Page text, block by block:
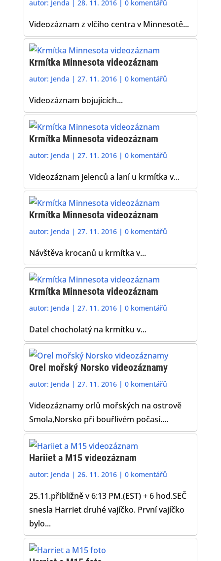
autor: Jenda 28. 11. 2016 |0 komentářů
Videozáznam z vlčího centra v Minnesotě...
Krmítka Minnesota videozáznam
autor: Jenda |27. 11. 2016 |0 komentářů
Videozáznam bojujících...
Krmítka Minnesota videozáznam
autor: Jenda | 27. 11. 2016 |0 komentářů
Videozáznam jelenců a laní u krmítka v...
Krmítka Minnesota videozáznam
autor: Jenda |27. 11. 2016 |0 komentářů
Návštěva krocanů u krmítka v...
Krmítka Minnesota videozáznam
autor: Jenda |27. 11. 2016 |0 komentářů
Datel chocholatý na krmítku v...
Orel mořský Norsko videozáznamy
autor: Jenda |27. 11. 2016 |0 komentářů
Videozáznamy orlů mořských na ostrově
Smola,Norsko při bouřlivém počasí....
Hariiet a M15 videozáznam
autor: Jenda |26. 11. 2016 |0 komentářů
25.11.přibližně v 6:13 PM.(EST) + 6 hod.SEČ
snesla Harriet druhé vajíčko. První vajíčko
bylo...